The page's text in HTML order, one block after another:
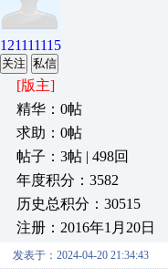
121111115
关注 私信
[版主]
精华：0帖
求助：0帖
帖子：3帖 | 498回
年度积分：3582
历史总积分：30515
注册：2016年1月20日
发表于：2024-04-20 21:34:43